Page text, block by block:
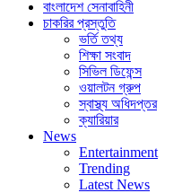
বাংলাদেশ সেনাবাহিনী
চাকরির প্রস্তুতি
ভর্তি তথ্য
শিক্ষা সংবাদ
সিভিল ডিফেন্স
ওয়ালটন গ্রুপ
স্বাস্থ্য অধিদপ্তর
ক্যারিয়ার
News
Entertainment
Trending
Latest News